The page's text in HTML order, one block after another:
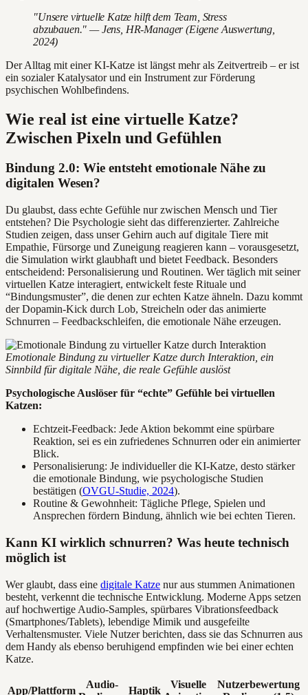
"Unsere virtuelle Katze hilft dem Team, Stress
abzubauen." — Jens, HR-Manager (Eigene Auswertung,
2024)
Der Alltag mit einer KI-Katze ist längst mehr als Zeitvertreib – er ist
ein sozialer Katalysator und ein Instrument zur Förderung
psychischen Wohlbefindens.
Wie real ist eine virtuelle Katze?
Zwischen Pixeln und Gefühlen
Bindung 2.0: Wie entsteht emotionale Nähe zu
digitalen Wesen?
Du glaubst, dass echte Gefühle nur zwischen Mensch und Tier
entstehen? Die Psychologie sieht das differenzierter. Zahlreiche
Studien zeigen, dass unser Gehirn auch auf digitale Tiere mit
Empathie, Fürsorge und Zuneigung reagieren kann – vorausgesetzt,
die Simulation wirkt glaubhaft und bietet Feedback. Besonders
entscheidend: Personalisierung und Routinen. Wer täglich mit seiner
virtuellen Katze interagiert, entwickelt feste Rituale und
“Bindungsmuster”, die denen zur echten Katze ähneln. Dazu kommt
der Dopamin-Kick durch Lob, Streicheln oder das animierte
Schnurren – Feedbackschleifen, die emotionale Nähe erzeugen.
Emotionale Bindung zu virtueller Katze durch Interaktion, ein
Sinnbild für digitale Nähe, die reale Gefühle auslöst
Psychologische Auslöser für “echte” Gefühle bei virtuellen
Katzen:
Echtzeit-Feedback: Jede Aktion bekommt eine spürbare
Reaktion, sei es ein zufriedenes Schnurren oder ein animierter
Blick.
Personalisierung: Je individueller die KI-Katze, desto stärker
die emotionale Bindung, wie psychologische Studien
bestätigen (OVGU-Studie, 2024).
Routine & Gewohnheit: Tägliche Pflege, Spielen und
Ansprechen fördern Bindung, ähnlich wie bei echten Tieren.
Kann KI wirklich schnurren? Was heute technisch
möglich ist
Wer glaubt, dass eine digitale Katze nur aus stummen Animationen
besteht, verkennt die technische Entwicklung. Moderne Apps setzen
auf hochwertige Audio-Samples, spürbares Vibrationsfeedback
(Smartphones/Tablets), lebendige Mimik und ausgefeilte
Verhaltensmuster. Viele Nutzer berichten, dass sie das Schnurren aus
dem Handy als ebenso beruhigend empfinden wie bei einer echten
Katze.
App/Plattform
Audio-
Haptik
Visuelle
Nutzerbewertung